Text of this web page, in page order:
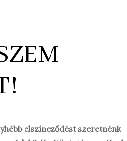
elszíneződést szeretnénk